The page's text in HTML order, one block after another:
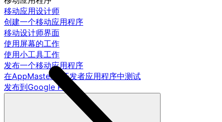
移动应用设计师
创建一个移动应用程序
移动设计师界面
使用屏幕的工作
使用小工具工作
发布一个移动应用程序
在AppMaster.io开发者应用程序中测试
发布到Google Play